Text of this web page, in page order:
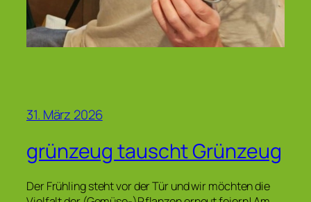
31. März 2026
grünzeug tauscht Grünzeug
Der Frühling steht vor der Tür und wir möchten die